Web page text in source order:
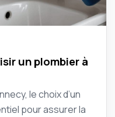
un plombier à
le choix d’un
pour assurer la